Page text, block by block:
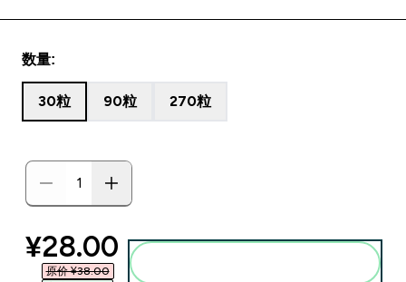
数量:
30粒 90粒 270粒
discounted price
¥28.00‎
原价 ¥38.00‎